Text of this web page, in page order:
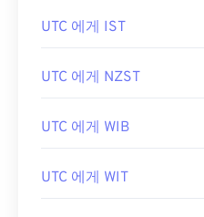
UTC 에게 IST
UTC 에게 NZST
UTC 에게 WIB
UTC 에게 WIT